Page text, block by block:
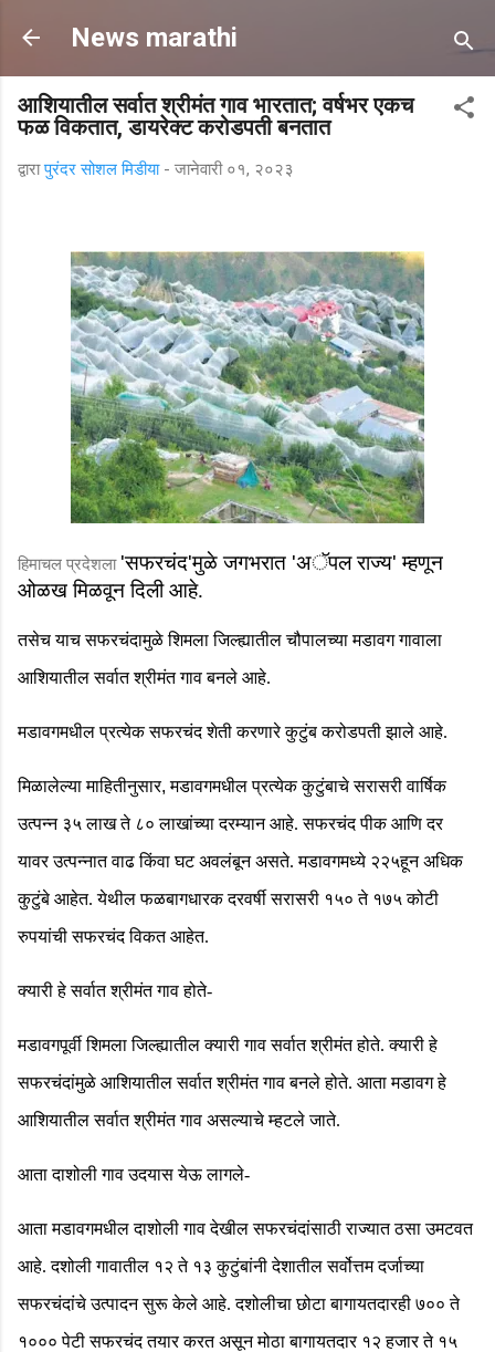
मुख्य सामग्रीवर वगळा
News marathi
आशियातील सर्वात श्रीमंत गाव भारतात; वर्षभर एकच
फळ विकतात, डायरेक्ट करोडपती बनतात
द्वारापुरंदर सोशल मिडीया - जानेवारी ०१, २०२३
हिमाचल प्रदेशला 'सफरचंद'मुळे जगभरात 'अॅपल राज्य'म्हणून
ओळख मिळवून दिली आहे.
तसेच याच सफरचंदामुळे शिमला जिल्ह्यातील चौपालच्या मडावग गावाला
आशियातील सर्वात श्रीमंत गाव बनले आहे.
मडावगमधील प्रत्येक सफरचंद शेती करणारे कुटुंब करोडपती झाले आहे.
मिळालेल्या माहितीनुसार,मडावगमधील प्रत्येक कुटुंबाचे सरासरी वार्षिक
उत्पन्न ३५ लाख ते ८० लाखांच्या दरम्यान आहे. सफरचंद पीक आणि दर
यावर उत्पन्नात वाढ किंवा घट अवलंबून असते. मडावगमध्ये २२५हून अधिक
कुटुंबे आहेत. येथील फळबागधारक दरवर्षी सरासरी १५० ते १७५ कोटी
रुपयांची सफरचंद विकत आहेत.
क्यारी हे सर्वात श्रीमंत गाव होते-
मडावगपूर्वी शिमला जिल्ह्यातील क्यारी गाव सर्वात श्रीमंत होते. क्यारी हे
सफरचंदांमुळे आशियातील सर्वात श्रीमंत गाव बनले होते. आता मडावग हे
आशियातील सर्वात श्रीमंत गाव असल्याचे म्हटले जाते.
आता दाशोली गाव उदयास येऊ लागले-
आता मडावगमधील दाशोली गाव देखील सफरचंदांसाठी राज्यात ठसा उमटवत
आहे. दशोली गावातील १२ ते १३ कुटुंबांनी देशातील सर्वोत्तम दर्जाच्या
सफरचंदांचे उत्पादन सुरू केले आहे. दशोलीचा छोटा बागायतदारही ७०० ते
१००० पेटी सफरचंद तयार करत असून मोठा बागायतदार १२ हजार ते १५